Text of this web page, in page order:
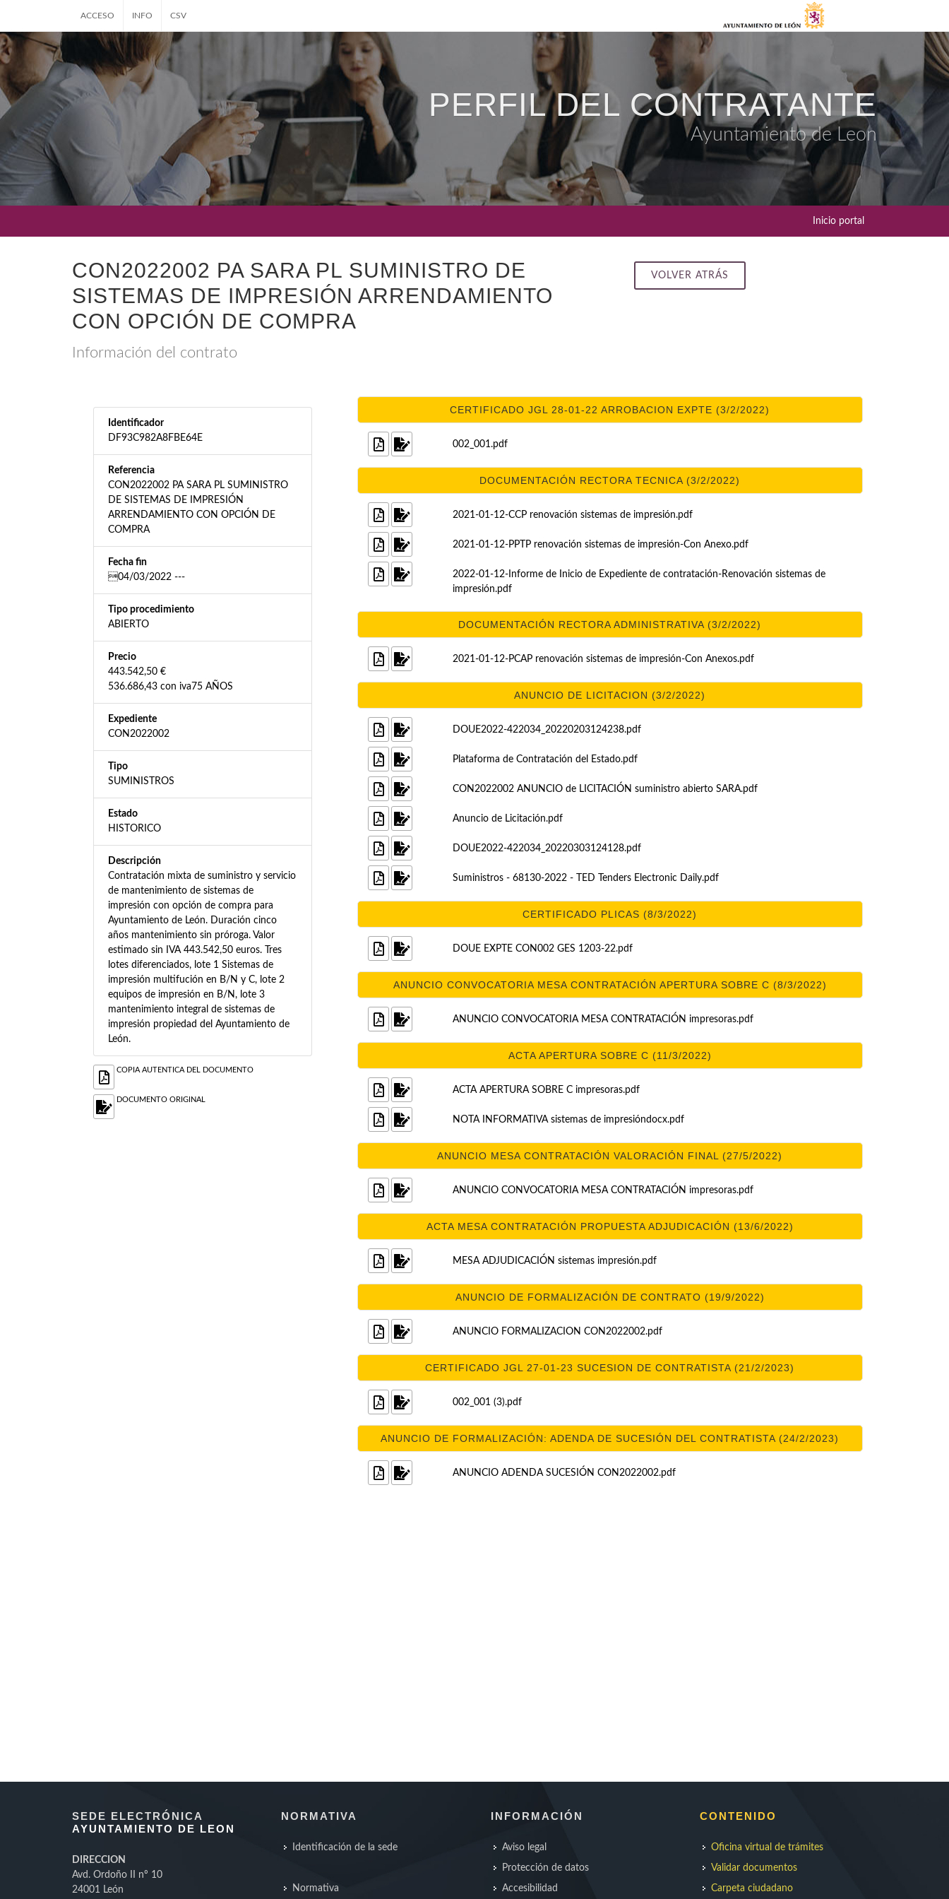
ACCESO INFO CSV
PERFIL DEL CONTRATANTE
Ayuntamiento de Leon
Inicio portal
CON2022002 PA SARA PL SUMINISTRO DE
SISTEMAS DE IMPRESIÓN ARRENDAMIENTO
CON OPCIÓN DE COMPRA
Información del contrato
VOLVER ATRÁS
Identificador
DF93C982A8FBE64E
Referencia
CON2022002 PA SARA PL SUMINISTRO
DE SISTEMAS DE IMPRESIÓN
ARRENDAMIENTO CON OPCIÓN DE
COMPRA
Fecha fin
04/03/2022 ---
Tipo procedimiento
ABIERTO
Precio
443.542,50 €
536.686,43 con iva75 AÑOS
Expediente
CON2022002
Tipo
SUMINISTROS
Estado
HISTORICO
Descripción
Contratación mixta de suministro y servicio
de mantenimiento de sistemas de
impresión con opción de compra para
Ayuntamiento de León. Duración cinco
años mantenimiento sin próroga. Valor
estimado sin IVA 443.542,50 euros. Tres
lotes diferenciados, lote 1 Sistemas de
impresión multifución en B/N y C, lote 2
equipos de impresión en B/N, lote 3
mantenimiento integral de sistemas de
impresión propiedad del Ayuntamiento de
León.
COPIA AUTENTICA DEL DOCUMENTO
DOCUMENTO ORIGINAL
CERTIFICADO JGL 28-01-22 ARROBACION EXPTE (3/2/2022)
002_001.pdf
DOCUMENTACIÓN RECTORA TECNICA (3/2/2022)
2021-01-12-CCP renovación sistemas de impresión.pdf
2021-01-12-PPTP renovación sistemas de impresión-Con Anexo.pdf
2022-01-12-Informe de Inicio de Expediente de contratación-Renovación sistemas de
impresión.pdf
DOCUMENTACIÓN RECTORA ADMINISTRATIVA (3/2/2022)
2021-01-12-PCAP renovación sistemas de impresión-Con Anexos.pdf
ANUNCIO DE LICITACION (3/2/2022)
DOUE2022-422034_20220203124238.pdf
Plataforma de Contratación del Estado.pdf
CON2022002 ANUNCIO de LICITACIÓN suministro abierto SARA.pdf
Anuncio de Licitación.pdf
DOUE2022-422034_20220303124128.pdf
Suministros - 68130-2022 - TED Tenders Electronic Daily.pdf
CERTIFICADO PLICAS (8/3/2022)
DOUE EXPTE CON002 GES 1203-22.pdf
ANUNCIO CONVOCATORIA MESA CONTRATACIÓN APERTURA SOBRE C (8/3/2022)
ANUNCIO CONVOCATORIA MESA CONTRATACIÓN impresoras.pdf
ACTA APERTURA SOBRE C (11/3/2022)
ACTA APERTURA SOBRE C impresoras.pdf
NOTA INFORMATIVA sistemas de impresióndocx.pdf
ANUNCIO MESA CONTRATACIÓN VALORACIÓN FINAL (27/5/2022)
ANUNCIO CONVOCATORIA MESA CONTRATACIÓN impresoras.pdf
ACTA MESA CONTRATACIÓN PROPUESTA ADJUDICACIÓN (13/6/2022)
MESA ADJUDICACIÓN sistemas impresión.pdf
ANUNCIO DE FORMALIZACIÓN DE CONTRATO (19/9/2022)
ANUNCIO FORMALIZACION CON2022002.pdf
CERTIFICADO JGL 27-01-23 SUCESION DE CONTRATISTA (21/2/2023)
002_001 (3).pdf
ANUNCIO DE FORMALIZACIÓN: ADENDA DE SUCESIÓN DEL CONTRATISTA (24/2/2023)
ANUNCIO ADENDA SUCESIÓN CON2022002.pdf
SEDE ELECTRÓNICA
AYUNTAMIENTO DE LEON
DIRECCION
Avd. Ordoño II nº 10
24001 León
NORMATIVA
Identificación de la sede
Normativa
INFORMACIÓN
Aviso legal
Protección de datos
Accesibilidad
CONTENIDO
Oficina virtual de trámites
Validar documentos
Carpeta ciudadano